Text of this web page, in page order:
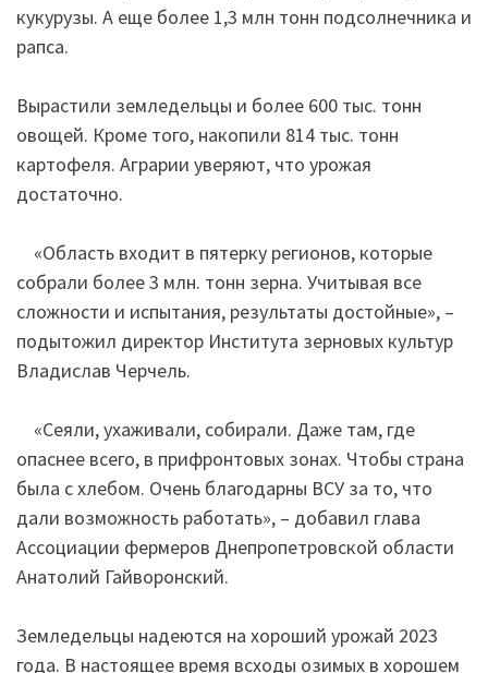
кукурузы. А еще более 1,3 млн тонн подсолнечника и
рапса.
Вырастили земледельцы и более 600 тыс. тонн
овощей. Кроме того, накопили 814 тыс. тонн
картофеля. Аграрии уверяют, что урожая
достаточно.
«Область входит в пятерку регионов, которые
собрали более 3 млн. тонн зерна. Учитывая все
сложности и испытания, результаты достойные», –
подытожил директор Института зерновых культур
Владислав Черчель.
«Сеяли, ухаживали, собирали. Даже там, где
опаснее всего, в прифронтовых зонах. Чтобы страна
была с хлебом. Очень благодарны ВСУ за то, что
дали возможность работать», – добавил глава
Ассоциации фермеров Днепропетровской области
Анатолий Гайворонский.
Земледельцы надеются на хороший урожай 2023
года. В настоящее время всходы озимых в хорошем